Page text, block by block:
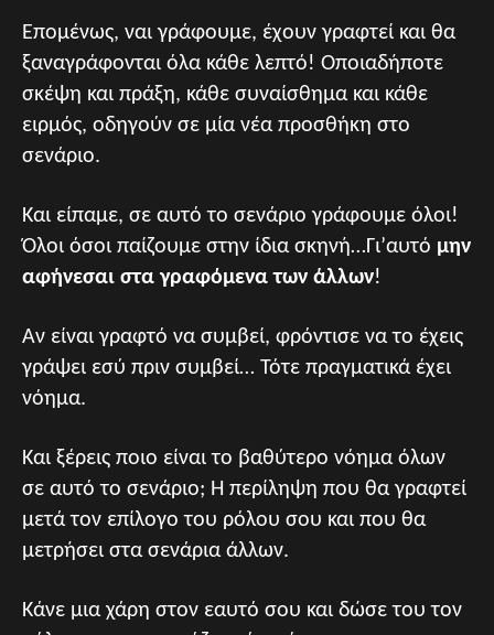
Επομένως, ναι γράφουμε, έχουν γραφτεί και θα
ξαναγράφονται όλα κάθε λεπτό! Οποιαδήποτε
σκέψη και πράξη, κάθε συναίσθημα και κάθε
ειρμός, οδηγούν σε μία νέα προσθήκη στο
σενάριο.
Και είπαμε, σε αυτό το σενάριο γράφουμε όλοι!
Όλοι όσοι παίζουμε στην ίδια σκηνή…Γι’αυτό μην
αφήνεσαι στα γραφόμενα των άλλων!
Αν είναι γραφτό να συμβεί, φρόντισε να το έχεις
γράψει εσύ πριν συμβεί… Τότε πραγματικά έχει
νόημα.
Και ξέρεις ποιο είναι το βαθύτερο νόημα όλων
σε αυτό το σενάριο; Η περίληψη που θα γραφτεί
μετά τον επίλογο του ρόλου σου και που θα
μετρήσει στα σενάρια άλλων.
Κάνε μια χάρη στον εαυτό σου και δώσε του τον